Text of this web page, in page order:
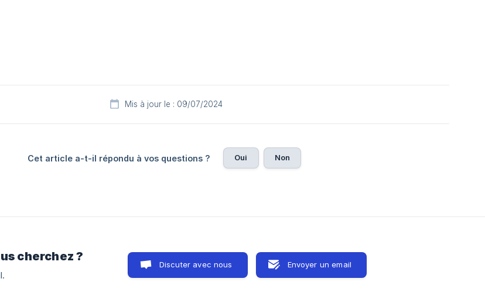
Mis à jour le : 09/07/2024
Cet article a-t-il répondu à vos questions ? Oui Non
cherchez ?
Discuter avec nous Envoyer un email